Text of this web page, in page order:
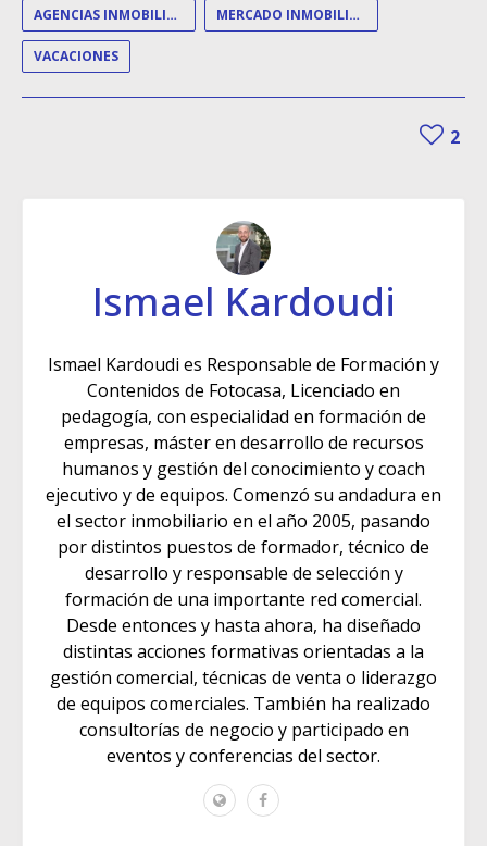
AGENCIAS INMOBILIARIAS MERCADO INMOBILIARIO
VACACIONES
2
Ismael Kardoudi
Ismael Kardoudi es Responsable de Formación y
Contenidos de Fotocasa, Licenciado en
pedagogía, con especialidad en formación de
empresas, máster en desarrollo de recursos
humanos y gestión del conocimiento y coach
ejecutivo y de equipos. Comenzó su andadura en
el sector inmobiliario en el año 2005, pasando
por distintos puestos de formador, técnico de
desarrollo y responsable de selección y
formación de una importante red comercial.
Desde entonces y hasta ahora, ha diseñado
distintas acciones formativas orientadas a la
gestión comercial, técnicas de venta o liderazgo
de equipos comerciales. También ha realizado
consultorías de negocio y participado en
eventos y conferencias del sector.